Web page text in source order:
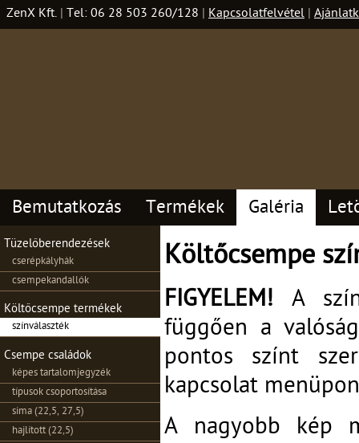
ZenX Kft. Tel: 06 28 503 260/128 Kapcsolatfelvétel
Bemutatkozás Termékek Galéria
Tüzelőberendezések
cserépkályhák
csempekandallók
Költőcsempe termékek
színválaszték
Csempe családok
képes tartalomjegyzék
típusok csoportosítása
sima (22,5, 27,5)
hajlított (22,5)
Költőcsempe
FIGYELEM! A
függően a
pontos színt
kapcsolat
A nagyobb kép